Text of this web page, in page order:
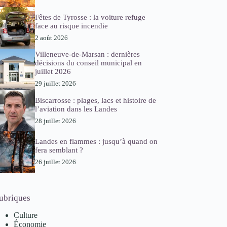
Fêtes de Tyrosse : la voiture refuge
face au risque incendie
2 août 2026
Villeneuve-de-Marsan : dernières
décisions du conseil municipal en
juillet 2026
29 juillet 2026
Biscarrosse : plages, lacs et histoire de
l’aviation dans les Landes
28 juillet 2026
Landes en flammes : jusqu’à quand on
fera semblant ?
26 juillet 2026
Culture
Économie